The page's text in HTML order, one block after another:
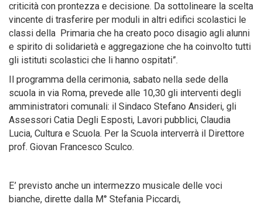
criticità con prontezza e decisione. Da sottolineare la scelta
vincente di trasferire per moduli in altri edifici scolastici le
classi della Primaria che ha creato poco disagio agli alunni
e spirito di solidarietà e aggregazione che ha coinvolto tutti
gli istituti scolastici che li hanno ospitati”.
Il programma della cerimonia, sabato nella sede della
scuola in via Roma, prevede alle 10,30 gli interventi degli
amministratori comunali: il Sindaco Stefano Ansideri, gli
Assessori Catia Degli Esposti, Lavori pubblici, Claudia
Lucia, Cultura e Scuola. Per la Scuola interverrà il Direttore
prof. Giovan Francesco Sculco.
E’ previsto anche un intermezzo musicale delle voci
bianche, dirette dalla M° Stefania Piccardi,